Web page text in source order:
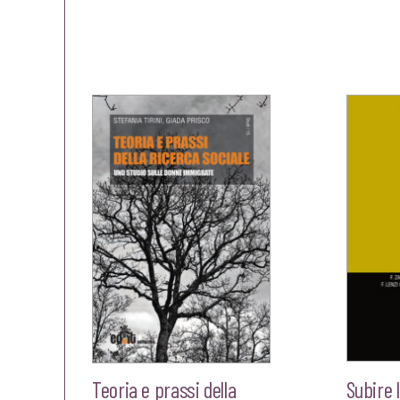
€18,00.€17,10.
Teoria e prassi della
Subire